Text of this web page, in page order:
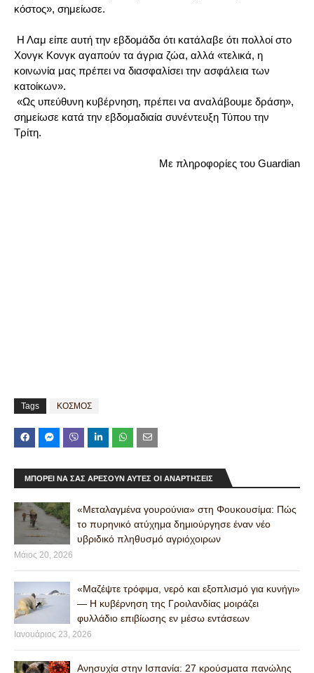
κόστος», σημείωσε.
Η Λαμ είπε αυτή την εβδομάδα ότι κατάλαβε ότι πολλοί στο
Χονγκ Κονγκ αγαπούν τα άγρια ​​ζώα, αλλά «τελικά, η
κοινωνία μας πρέπει να διασφαλίσει την ασφάλεια των
κατοίκων».
«Ως υπεύθυνη κυβέρνηση, πρέπει να αναλάβουμε δράση»,
σημείωσε κατά την εβδομαδιαία συνέντευξη Τύπου την
Τρίτη.
Με πληροφορίες του Guardian
Tags ΚΟΣΜΟΣ
ΜΠΟΡΕΊ ΝΑ ΣΑΣ ΑΡΈΣΟΥΝ ΑΥΤΈΣ ΟΙ ΑΝΑΡΤΉΣΕΙΣ
«Μεταλαγμένα γουρούνια» στη Φουκουσίμα: Πώς
το πυρηνικό ατύχημα δημιούργησε έναν νέο
υβριδικό πληθυσμό αγριόχοιρων
Μάιος 20, 2026
«Μαζέψτε τρόφιμα, νερό και εξοπλισμό για κυνήγι»
— Η κυβέρνηση της Γροιλανδίας μοιράζει
φυλλάδιο επιβίωσης εν μέσω εντάσεων
Ιανουάριος 23, 2026
Ανησυχία στην Ισπανία: 27 κρούσματα πανώλης